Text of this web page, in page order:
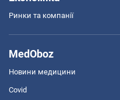
Ринки та компанії
MedOboz
Новини медицини
Covid